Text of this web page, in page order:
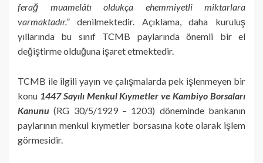
ferağ muamelâtı oldukça ehemmiyetli miktarlara
varmaktadır.”denilmektedir. Açıklama, daha kuruluş
yıllarında bu sınıf TCMB paylarında önemli bir el
değiştirme olduğuna işaret etmektedir.
TCMB ile ilgili yayın ve çalışmalarda pek işlenmeyen bir
konu 1447 Sayılı Menkul Kıymetler ve Kambiyo Borsaları
Kanunu (RG 30/5/1929 – 1203) döneminde bankanın
paylarının menkul kıymetler borsasına kote olarak işlem
görmesidir.